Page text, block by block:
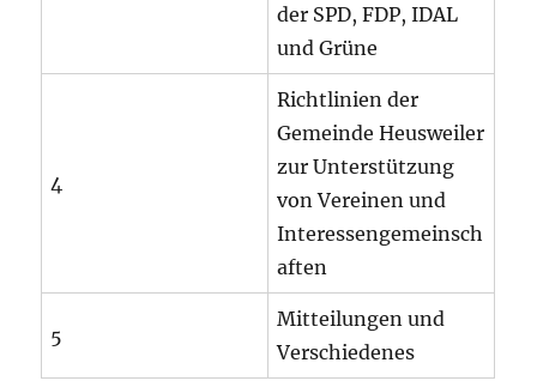
der SPD, FDP, IDAL
und Grüne
4
Richtlinien der
Gemeinde Heusweiler
zur Unterstützung
von Vereinen und
Interessengemeinsch
aften
5
Mitteilungen und
Verschiedenes